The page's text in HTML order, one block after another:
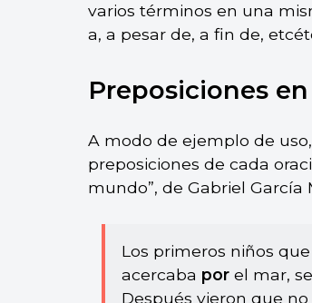
varios términos en una
a, a pesar de, a fin de,
Preposiciones
A modo de ejemplo de
preposiciones de cada
mundo”, de Gabriel García
Los primeros niños
acercaba por el mar,
Después vieron que